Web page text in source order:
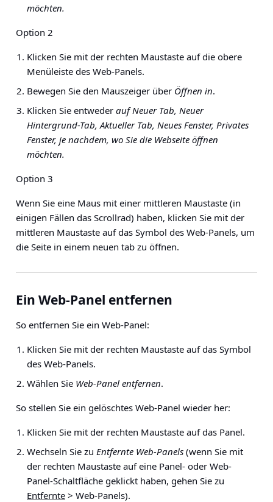
möchten.
Option 2
Klicken Sie mit der rechten Maustaste auf die obere
Menüleiste des Web-Panels.
Bewegen Sie den Mauszeiger über Öffnen in.
Klicken Sie entweder auf Neuer Tab, Neuer
Hintergrund-Tab, Aktueller Tab, Neues Fenster, Privates
Fenster, je nachdem, wo Sie die Webseite öffnen
möchten.
Option 3
Wenn Sie eine Maus mit einer mittleren Maustaste (in
einigen Fällen das Scrollrad) haben, klicken Sie mit der
mittleren Maustaste auf das Symbol des Web-Panels, um
die Seite in einem neuen tab zu öffnen.
Ein Web-Panel entfernen
So entfernen Sie ein Web-Panel:
Klicken Sie mit der rechten Maustaste auf das Symbol
des Web-Panels.
Wählen Sie Web-Panel entfernen.
So stellen Sie ein gelöschtes Web-Panel wieder her:
Klicken Sie mit der rechten Maustaste auf das Panel.
Wechseln Sie zu Entfernte Web-Panels (wenn Sie mit
der rechten Maustaste auf eine Panel- oder Web-
Panel-Schaltfläche geklickt haben, gehen Sie zu
Entfernte > Web-Panels).